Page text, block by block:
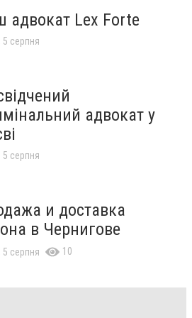
адвокат Lex Forte
5 серпня
адвокат у
5 серпня
и доставка
в Чернигове
5 серпня 10